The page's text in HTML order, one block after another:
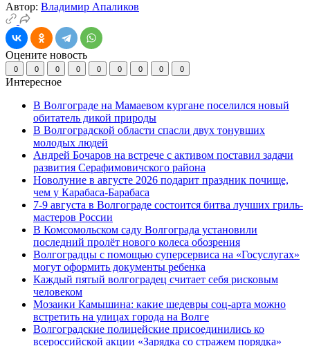
Автор: Владимир Апаликов
Оцените новость
0 0 0 0 0 0 0 0 0
Интересное
В Волгограде на Мамаевом кургане поселился новый
обитатель дикой природы
В Волгоградской области спасли двух тонувших
молодых людей
Андрей Бочаров на встрече с активом поставил задачи
развития Серафимовичского района
Новолуние в августе 2026 подарит праздник почище,
чем у Карабаса-Барабаса
7-9 августа в Волгограде состоится битва лучших гриль-
мастеров России
В Комсомольском саду Волгограда установили
последний пролёт нового колеса обозрения
Волгоградцы с помощью суперсервиса на «Госуслугах»
могут оформить документы ребенка
Каждый пятый волгоградец считает себя рисковым
человеком
Мозаики Камышина: какие шедевры соц-арта можно
встретить на улицах города на Волге
Волгоградские полицейские присоединились ко
всероссийской акции «Зарядка со стражем порядка»